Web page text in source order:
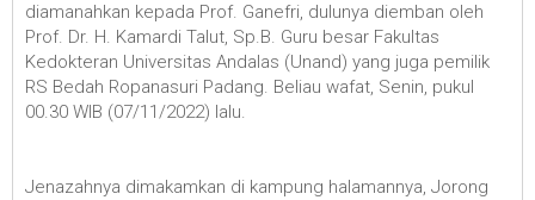
diamanahkan kepada Prof. Ganefri, dulunya diemban oleh
Prof. Dr. H. Kamardi Talut, Sp.B. Guru besar Fakultas
Kedokteran Universitas Andalas (Unand) yang juga pemilik
RS Bedah Ropanasuri Padang. Beliau wafat, Senin, pukul
00.30 WIB (07/11/2022) lalu.
Jenazahnya dimakamkan di kampung halamannya, Jorong